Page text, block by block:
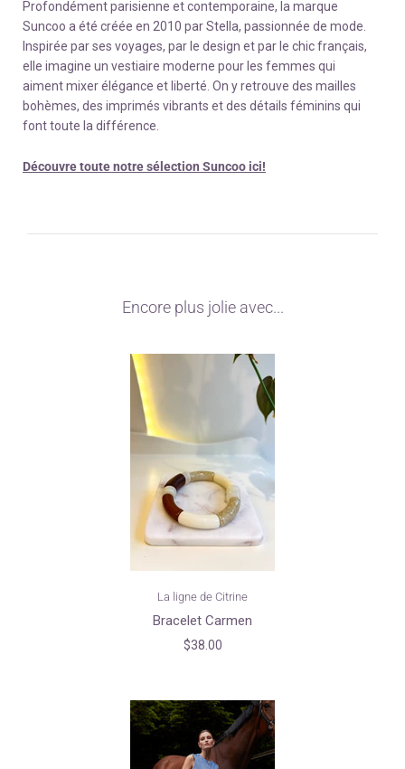
Profondément parisienne et contemporaine, la marque
Suncoo a été créée en 2010 par Stella, passionnée de mode.
Inspirée par ses voyages, par le design et par le chic français,
elle imagine un vestiaire moderne pour les femmes qui
aiment mixer élégance et liberté. On y retrouve des mailles
bohèmes, des imprimés vibrants et des détails féminins qui
font toute la différence.
Découvre toute notre sélection Suncoo ici!
Encore plus jolie avec...
La ligne de Citrine
Bracelet Carmen
$38.00